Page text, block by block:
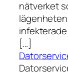
nätverket
[…]